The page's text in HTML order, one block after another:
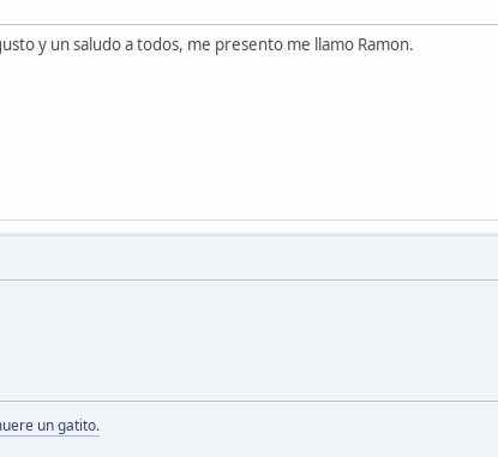
y un saludo a todos, me presento me llamo Ramon.
un gatito.